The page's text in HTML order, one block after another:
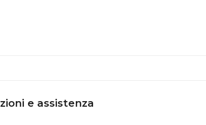
e assistenza